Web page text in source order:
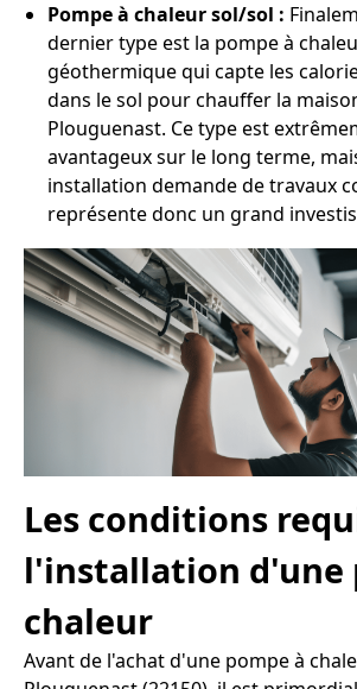
Pompe à chaleur sol/sol :
dernier type est la pompe à
géothermique qui capte les
dans le sol pour chauffer la
Plouguenast. Ce type est
avantageux sur le long terme,
installation demande de travaux
représente donc un grand
Les conditions
l'installation d'une
chaleur
Avant de l'achat d'une pompe à